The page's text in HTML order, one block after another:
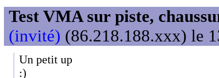
Test VMA sur piste,
(invité) (86.218.188.xxx) le
Un petit up
:)